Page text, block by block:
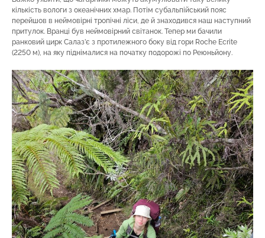
кількість вологи з океанічних хмар. Потім субальпійський пояс
перейшов в неймовірні тропічні ліси, де й знаходився наш наступний
притулок. Вранці був неймовірний світанок. Тепер ми бачили
ранковий цирк Салаз’є з протилежного боку від гори Roche Ecrite
(2250 м), на яку піднімалися на початку подорожі по Реюньйону.